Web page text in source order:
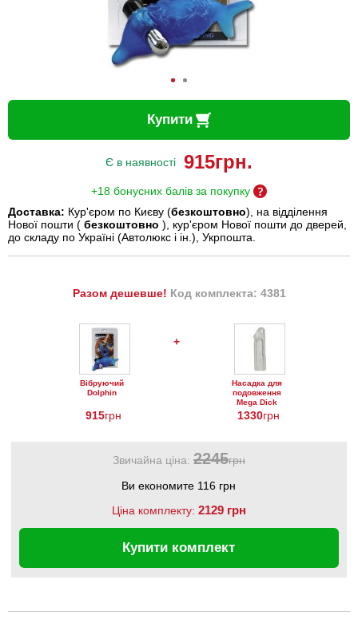
Купити
Є в наявності 915грн.
+18 бонусних балів за покупку
Доставка: Кур'єром по Києву (безкоштовно), на відділення
Нової пошти ( безкоштовно ), кур'єром Нової пошти до дверей,
до складу по Україні (Автолюкс і ін.), Укрпошта.
Разом дешевше! Код комплекта: 4381
Вібруючий
Dolphin
915грн
+
Насадка для
подовження
Mega Dick
Sleeve
1330грн
Звичайна ціна: 2245грн
Ви економите 116 грн
Ціна комплекту: 2129 грн
Купити комплект